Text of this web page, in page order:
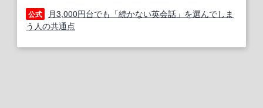
公式
月3,000円台でも「続かない英会話」を選んでしま
う人の共通点